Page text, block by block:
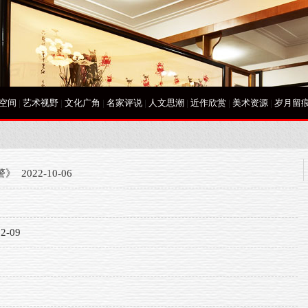
间 | 艺术视野| 文化广角 | 名家评说| 人文思潮 | 近作欣赏| 美术资源| 岁月留
2022-10-06
09